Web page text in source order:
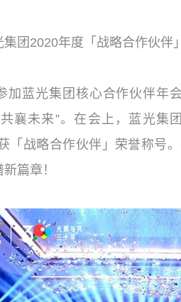
集团2020年度「战略合作伙伴
加蓝光集团核心合作伙伴年
未来”。在会上，蓝光集
「战略合作伙伴」荣誉称号
篇章！